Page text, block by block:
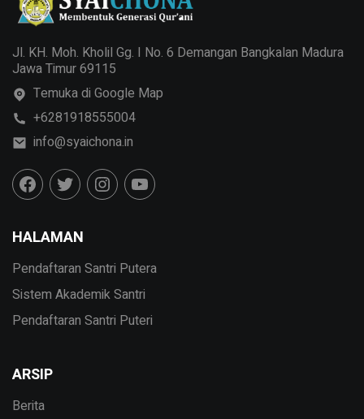
Jl. KH. Moh. Kholil Gg. I No. 6 Demangan Bangkalan Madura
Jawa Timur 69115
Temuka di Google Map
+6281918555004
info@syaichona.in
HALAMAN
Pendaftaran Santri Putera
Sistem Akademik Santri
Pendaftaran Santri Puteri
ARSIP
Berita